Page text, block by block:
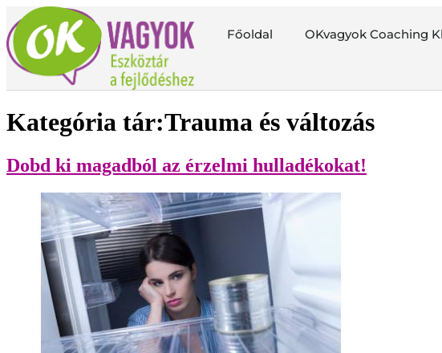
Főoldal OKvagyok Coaching
Kategória tár:Trauma és változás
Dobd ki magadból az érzelmi hulladékokat!